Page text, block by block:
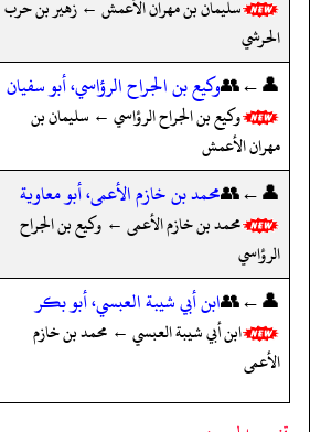
سليمان بن مهران الأعمش ← زهير بن حرب
الحرشي
👤←👥وكيع بن الجراح الرؤاسي، أبو سفيان
وكيع بن الجراح الرؤاسي ← سليمان بن
مهران الأعمش
👤←👥محمد بن خازم الأعمى، أبو معاوية
محمد بن خازم الأعمى ← وكيع بن الجراح
الرؤاسي
👤←👥ابن أبي شيبة العبسي، أبو بكر
ابن أبي شيبة العبسي ← محمد بن خازم
الأعمى